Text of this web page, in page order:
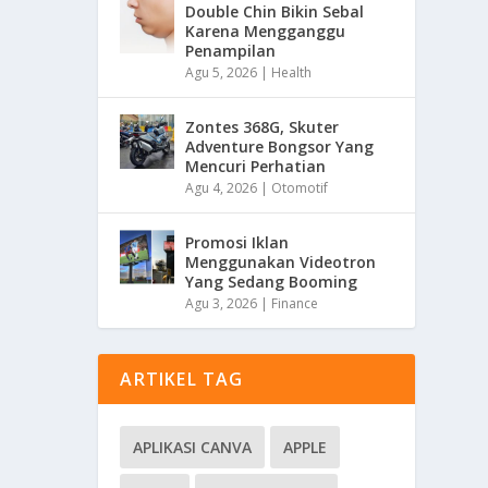
Double Chin Bikin Sebal
Karena Mengganggu
Penampilan
Agu 5, 2026 | Health
Zontes 368G, Skuter
Adventure Bongsor Yang
Mencuri Perhatian
Agu 4, 2026 | Otomotif
Promosi Iklan
Menggunakan Videotron
Yang Sedang Booming
Agu 3, 2026 | Finance
ARTIKEL TAG
APLIKASI CANVA APPLE